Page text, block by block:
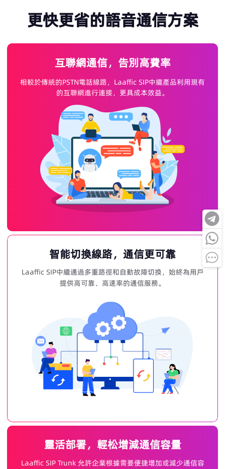
更快更省的語音通信方案
互聯網通信，告別高費率
相較於傳統的PSTN電話線路，Laaffic SIP中繼產品利用現有
的互聯網進行連接，更具成本效益。
智能切換線路，通信更可靠
Laaffic SIP中繼通過多重路徑和自動故障切換，始終為用戶
提供高可靠、高速率的通信服務。
靈活部署，輕松增減通信容量
Laaffic SIP Trunk 允許企業根據需要便捷增加或減少通信容